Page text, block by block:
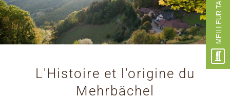
L'Histoire et l'origine du
Mehrbächel